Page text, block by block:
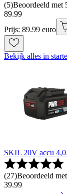
(5)Beoordeeld met
89.99
Prijs: 89.99 euro
Bekijk alles in
SKIL 20V accu
(27)Beoordeeld
39.99